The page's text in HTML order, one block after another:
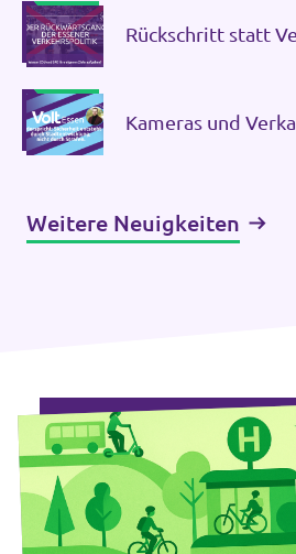
Transparenz
Datenschutz
Rückschritt statt
Kameras und
Weitere Neuigkeiten